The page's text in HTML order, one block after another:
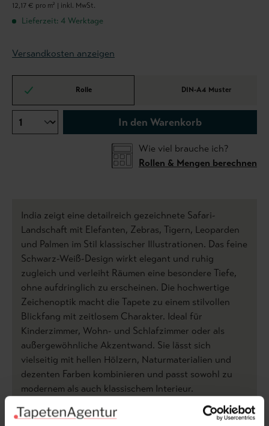
12,17 € pro m² | inkl. MwSt.
Lieferzeit: 4 Werktage
Versandkosten anzeigen
Rolle DIN-A4 Muster
In den Warenkorb
Wie viel brauche ich?
Rollen & Mengen berechnen
India zeigt eine detailreich gezeichnete Safari-
Landschaft mit Elefanten, Zebras, Tigern, Leoparden
und Palmen im Stil klassischer Illustrationen. Das feine
Schwarz-Weiß-Design wirkt elegant und ruhig
zugleich und verleiht Räumen eine besondere Tiefe,
ohne aufdringlich zu erscheinen. Die hochwertige
Zeichenoptik macht die Tapete zu einem stilvollen
Blickfang mit zeitlosem Charakter. Ideal für
Kinderzimmer, Wohn- und Schlafzimmer oder als
außergewöhnliche Akzentwand. Sie lässt sich
vielseitig mit hellen Hölzern, Naturmaterialien und
dezenten Farben kombinieren und passt sowohl zu
modernem als auch klassischem Interieur.
Produktdetails